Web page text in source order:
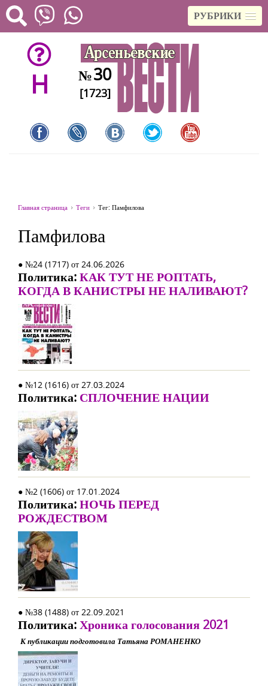
РУБРИКИ
H №30
[1723]
Главная страница Теги Тег: Памфилова
Памфилова
● №24 (1717) от 24.06.2026
Политика:КАК ТУТ НЕ РОПТАТЬ,
КОГДА В КАНИСТРЫ НЕ НАЛИВАЮТ?
● №12 (1616) от 27.03.2024
Политика: СПЛОЧЕНИЕ НАЦИИ
● №2 (1606) от 17.01.2024
Политика:НОЧЬ ПЕРЕД
РОЖДЕСТВОМ
● №38 (1488) от 22.09.2021
Политика:Хроника голосования 2021
К публикации подготовила Татьяна РОМАНЕНКО